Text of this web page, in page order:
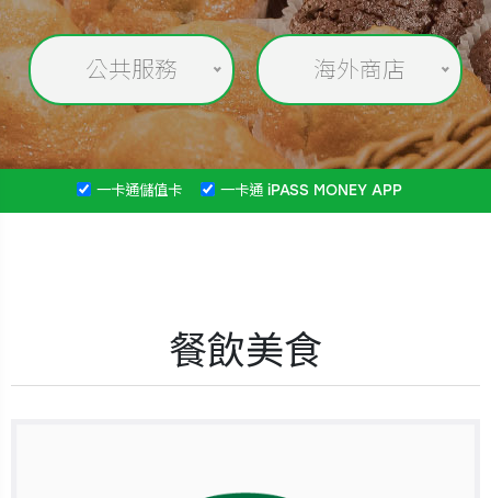
公共服務 海外商店
一卡通儲值卡 一卡通 iPASS MONEY APP
餐飲美食